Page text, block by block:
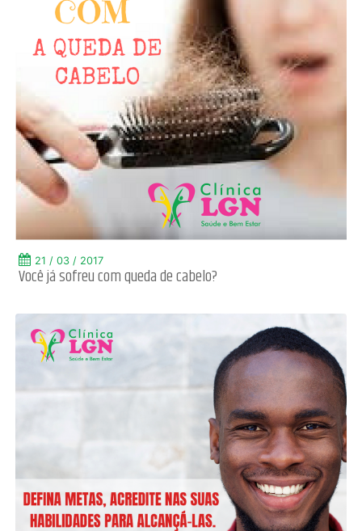
21 / 03 / 2017
Você já sofreu com queda de cabelo?